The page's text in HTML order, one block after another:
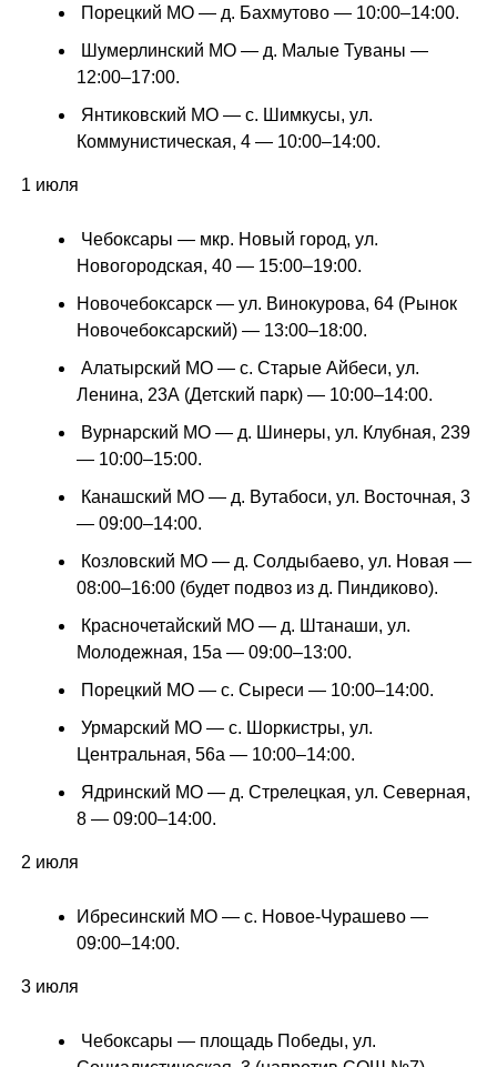
Порецкий МО — д. Бахмутово — 10:00–14:00.
Шумерлинский МО — д. Малые Туваны —
12:00–17:00.
Янтиковский МО — с. Шимкусы, ул.
Коммунистическая, 4 — 10:00–14:00.
1 июля
Чебоксары — мкр. Новый город, ул.
Новогородская, 40 — 15:00–19:00.
Новочебоксарск — ул. Винокурова, 64 (Рынок
Новочебоксарский) — 13:00–18:00.
Алатырский МО — с. Старые Айбеси, ул.
Ленина, 23А (Детский парк) — 10:00–14:00.
Вурнарский МО — д. Шинеры, ул. Клубная, 239
— 10:00–15:00.
Канашский МО — д. Вутабоси, ул. Восточная, 3
— 09:00–14:00.
Козловский МО — д. Солдыбаево, ул. Новая —
08:00–16:00 (будет подвоз из д. Пиндиково).
Красночетайский МО — д. Штанаши, ул.
Молодежная, 15а — 09:00–13:00.
Порецкий МО — с. Сыреси — 10:00–14:00.
Урмарский МО — с. Шоркистры, ул.
Центральная, 56а — 10:00–14:00.
Ядринский МО — д. Стрелецкая, ул. Северная,
8 — 09:00–14:00.
2 июля
Ибресинский МО — с. Новое-Чурашево —
09:00–14:00.
3 июля
Чебоксары — площадь Победы, ул.